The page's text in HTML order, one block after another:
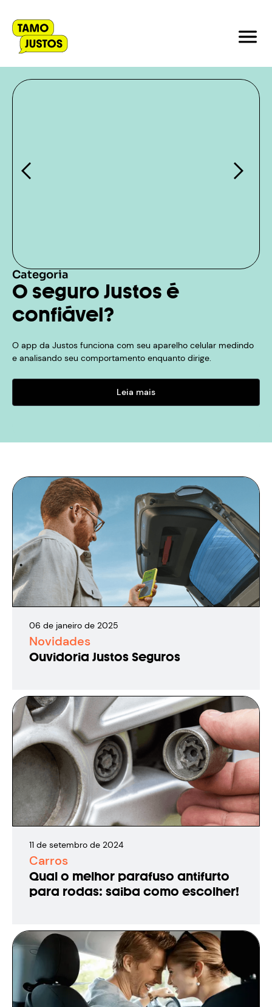
Categoria
O seguro Justos é
confiável?
O app da Justos funciona com seu aparelho celular medindo
e analisando seu comportamento enquanto dirige.
Leia mais
06 de janeiro de 2025
Novidades
Ouvidoria Justos Seguros
11 de setembro de 2024
Carros
Qual o melhor parafuso antifurto
para rodas: saiba como escolher!